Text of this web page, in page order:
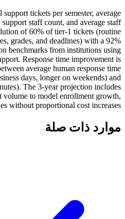
tickets per semester, average
staff count, and average staff
of 60% of tier-1 tickets (routine
grades, and deadlines) with a 92%
benchmarks from institutions using
Response time improvement is
average human response time
days, longer on weekends) and
The 3-year projection includes
volume to model enrollment growth,
without proportional cost increases.
موارد ذات صلة